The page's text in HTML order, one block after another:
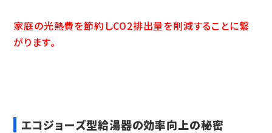
家庭の光熱費を節約しCO2排出量を削減することに繋
がります。
エコジョーズ型給湯器の効率向上の秘密